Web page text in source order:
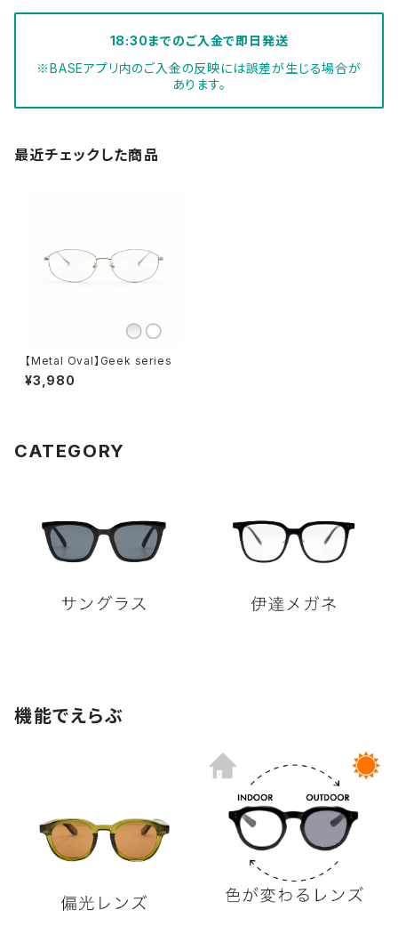
18:30までのご入金で即日発送
※BASEアプリ内のご入金の反映には誤差が生じる場合が
あります。
最近チェックした商品
【Metal Oval】Geek series
¥3,980
CATEGORY
機能でえらぶ